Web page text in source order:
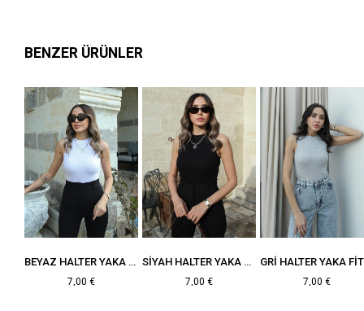
BENZER ÜRÜNLER
SIYAH HALTER YAKA FITILLI ATLET
7,00 €
GRI HALTER YAKA FITILLI ATLET
7,00 € 10,99 €